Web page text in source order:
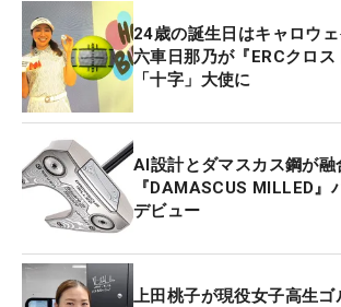
24歳の誕生日はキャロウェ
六車日那乃が『ERCクロ
「十字」大使に
AI設計とダマスカス鋼が融
『DAMASCUS MILLED』
デビュー
上田桃子が現役女子高生ゴ